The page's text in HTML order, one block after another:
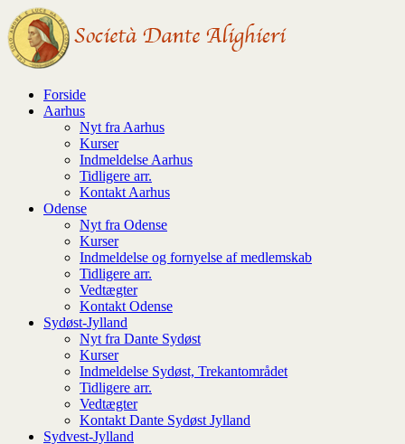
Hop
til
hovedindhold
Forside
Aarhus
Nyt fra Aarhus
Kurser
Indmeldelse Aarhus
Tidligere arr.
Kontakt Aarhus
Odense
Nyt fra Odense
Kurser
Indmeldelse og fornyelse af medlemskab
Tidligere arr.
Vedtægter
Kontakt Odense
Sydøst-Jylland
Nyt fra Dante Sydøst
Kurser
Indmeldelse Sydøst, Trekantområdet
Tidligere arr.
Vedtægter
Kontakt Dante Sydøst Jylland
Sydvest-Jylland